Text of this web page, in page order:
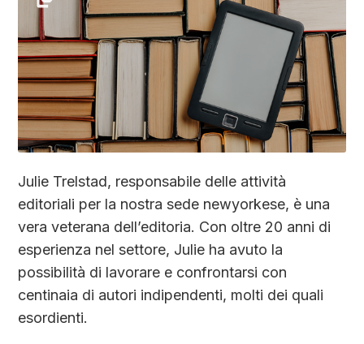
Julie Trelstad, responsabile delle attività
editoriali per la nostra sede newyorkese, è una
vera veterana dell’editoria. Con oltre 20 anni di
esperienza nel settore, Julie ha avuto la
possibilità di lavorare e confrontarsi con
centinaia di autori indipendenti, molti dei quali
esordienti.